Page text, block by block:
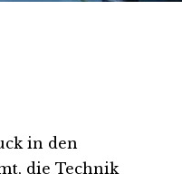
in den
die Technik